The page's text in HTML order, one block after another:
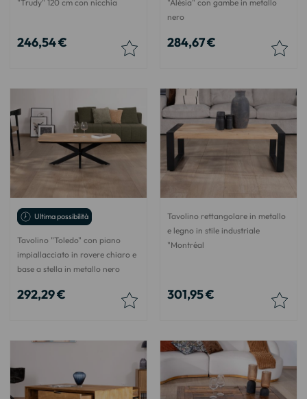
"Trudy" 120 cm con nicchia
246,54 €
"Alésia" con gambe in metallo
nero
284,67 €
Ultima possibilità
Tavolino "Toledo" con piano
impiallacciato in rovere chiaro e
base a stella in metallo nero
292,29 €
Tavolino rettangolare in metallo
e legno in stile industriale
"Montréal
301,95 €